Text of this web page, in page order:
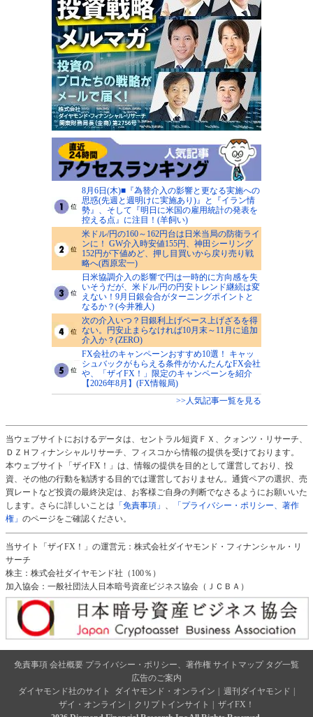
8月6日(木)■『為替介入の影響と更なる実施への
思惑(先週と週明けに実施あり)』と『イラン情
勢』、そして『明日に米国の雇用統計の発表を
控える点』に注目！(羊飼い)
米ドル/円の160～162円台は日米当局の防衛ライ
ンに！ GW介入時安値155円、神田シーリング
152円が下値めど、押し目買いから戻り売り戦
略へ(西原宏一)
日米協調介入の影響で円は一時的に方向感を失
いそうだが、米ドル/円の円安トレンド継続は変
えない！9月日銀会合がターニングポイントと
なるか？(今井雅人)
次の介入いつ？日銀利上げペース上げざるを得
ない。円安止まらなければ10月末～11月に追加
介入か？(ZERO)
FX会社のキャンペーンおすすめ10選！ キャッ
シュバックがもらえる条件がかんたんなFX会社
や、「ザイFX！」限定のキャンペーンを紹介
【2026年8月】(FX情報局)
>>人気記事一覧を見る
当ウェブサイトにおけるデータは、セントラル短資ＦＸ、クォンツ・リサーチ、
ＤＺＨフィナンシャルリサーチ、フィスコから情報の提供を受けております。
本ウェブサイト「ザイFX！」は、情報の提供を目的として運営しており、投
資、その他の行動を勧誘する目的では運営しておりません。通貨ペアの選択、売
買レートなど投資の最終決定は、お客様ご自身の判断でなさるようにお願いいた
します。さらに詳しいことは 「免責事項」 、
「プライバシー・ポリシー、著作
権」 のページをご確認ください。
当サイト「ザイFX！」の運営元：株式会社ダイヤモンド・フィナンシャル・リ
サーチ
株主：株式会社ダイヤモンド社（100％）
加入協会：一般社団法人日本暗号資産ビジネス協会（ＪＣＢＡ）
免責事項 会社概要 プライバシー・ポリシー、著作権 サイトマップ タグ一覧
広告のご案内
ダイヤモンド社のサイト
ダイヤモンド・オンライン 週刊ダイヤモンド
ザイ・オンライン
クリプトインサイト
ザイFX！